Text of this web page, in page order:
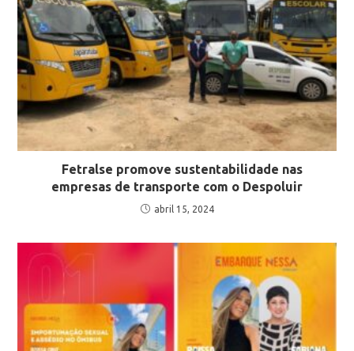
Fetralse promove sustentabilidade nas
empresas de transporte com o Despoluir
abril 15, 2024